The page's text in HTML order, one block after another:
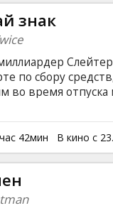
знак
по сбору
во время
Фильм на
языках.
42мин В кино с